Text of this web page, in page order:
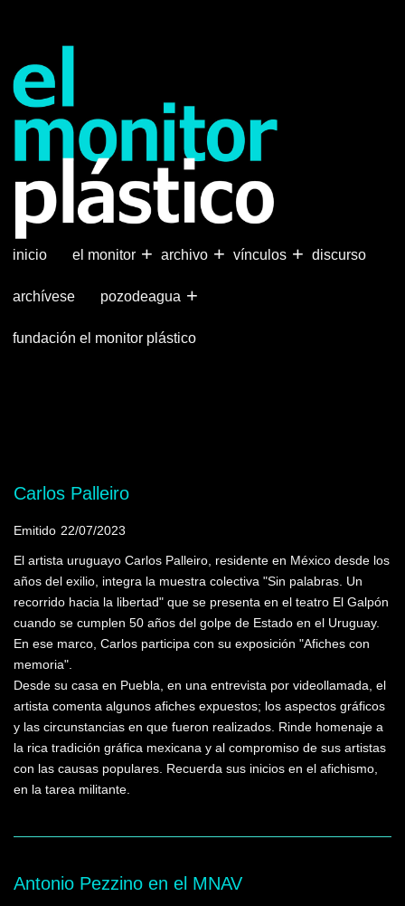
principal
inicio +
el monitor +
archivo +
vínculos discurso
archívese +
pozodeagua
fundación el monitor plástico
Carlos Palleiro
Emitido 22/07/2023
El artista uruguayo Carlos Palleiro, residente en México desde los
años del exilio, integra la muestra colectiva "Sin palabras. Un
recorrido hacia la libertad" que se presenta en el teatro El Galpón
cuando se cumplen 50 años del golpe de Estado en el Uruguay.
En ese marco, Carlos participa con su exposición "Afiches con
memoria".
Desde su casa en Puebla, en una entrevista por videollamada, el
artista comenta algunos afiches expuestos; los aspectos gráficos
y las circunstancias en que fueron realizados. Rinde homenaje a
la rica tradición gráfica mexicana y al compromiso de sus artistas
con las causas populares. Recuerda sus inicios en el afichismo,
en la tarea militante.
Antonio Pezzino en el MNAV